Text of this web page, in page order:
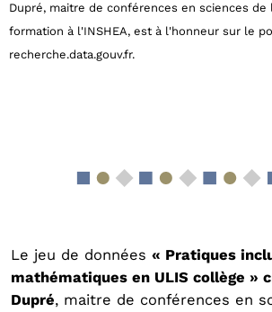
Dupré, maitre de conférences en sciences de
formation à l'INSHEA, est à l'honneur sur le
recherche.data.gouv.fr.
Le jeu de données « Pratiques
mathématiques en ULIS collège »
Dupré, maitre de conférences en